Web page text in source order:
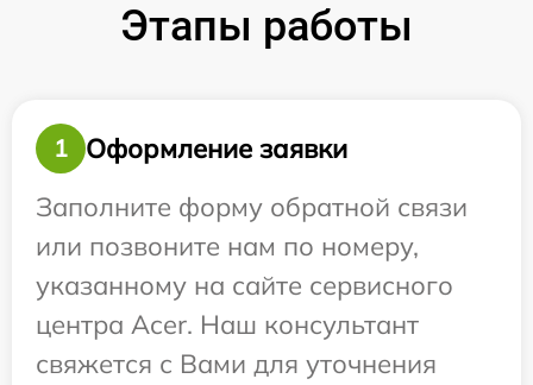
Этапы работы
1
Оформление заявки
Заполните форму обратной связи
или позвоните нам по номеру,
указанному на сайте сервисного
центра Acer. Наш консультант
свяжется с Вами для уточнения